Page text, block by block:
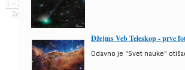
Džejms Veb Teleskop - prve
Odavno je "Svet nauke"